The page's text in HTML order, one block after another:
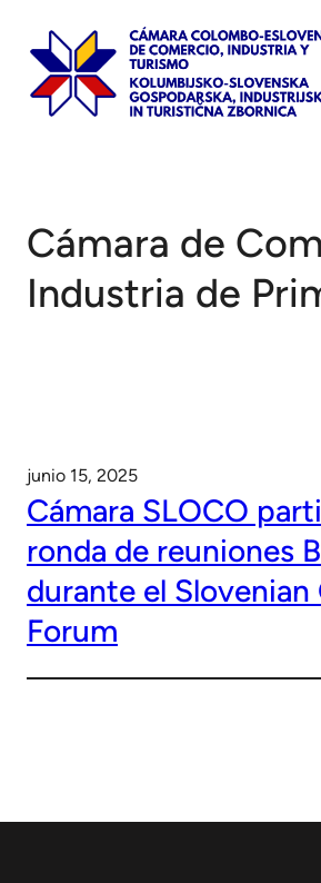
contenido
Cámara de
Industria de
junio 15, 2025
Cámara SLOCO
ronda de reuniones
durante el Slovenian
Forum